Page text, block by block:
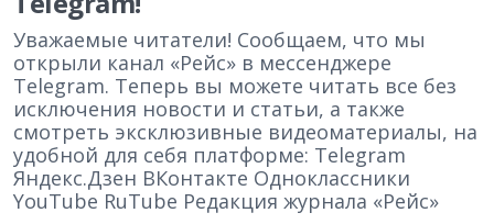
Уважаемые читатели! Сообщаем, что мы
открыли канал «Рейс» в мессенджере
Telegram. Теперь вы можете читать все без
исключения новости и статьи, а также
смотреть эксклюзивные видеоматериалы, на
удобной для себя платформе: Telegram
Яндекс.Дзен ВКонтакте Одноклассники
YouTube RuTube Редакция журнала «Рейс»